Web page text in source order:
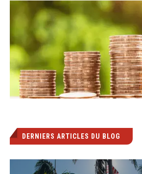
DERNIERS ARTICLES DU BLOG